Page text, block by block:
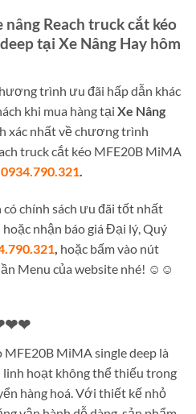
Reach truck cắt kéo
tại Xe Nâng Hay hôm
trình ưu đãi hấp dẫn khác
khi mua hàng tại Xe Nâng
xác nhất về chương trình
truck cắt kéo MFE20B MiMA
0934.790.321.
có chính sách ưu đãi tốt nhất
nhận báo giá Đại lý, Quý
hoặc bấm vào nút
Menu của website nhé! ☺☺
MFE20B MiMA single deep là
hoạt không thể thiếu trong
hàng hoá. Với thiết kế nhỏ